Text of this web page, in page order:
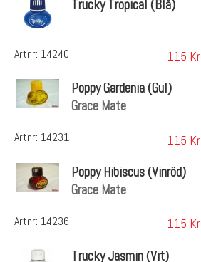
Artnr: 14240
Trucky Tropical (Blå)
115 Kr
Artnr: 14231
Poppy Gardenia (Gul)
Grace Mate
115 Kr
Artnr: 14236
Poppy Hibiscus (Vinröd)
Grace Mate
115 Kr
Trucky Jasmin (Vit)